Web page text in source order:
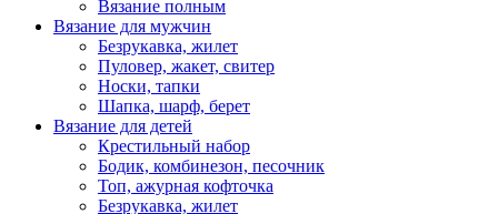
Вязание полным
Вязание для мужчин
Безрукавка, жилет
Пуловер, жакет, свитер
Носки, тапки
Шапка, шарф, берет
Вязание для детей
Крестильный набор
Бодик, комбинезон, песочник
Топ, ажурная кофточка
Безрукавка, жилет